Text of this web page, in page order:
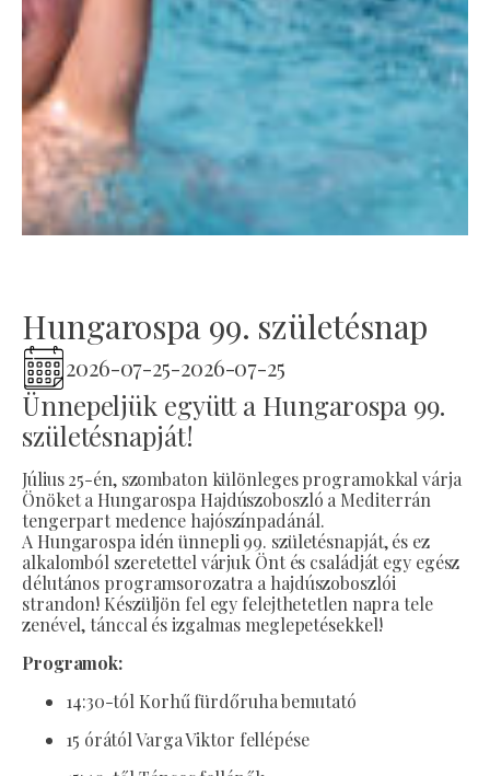
Hungarospa 99. születésnap
2026-07-25-2026-07-25
Ünnepeljük együtt a Hungarospa 99.
születésnapját!
Július 25-én, szombaton különleges programokkal várja
Önöket a Hungarospa Hajdúszoboszló a Mediterrán
tengerpart medence hajószínpadánál.
A Hungarospa idén ünnepli 99. születésnapját, és ez
alkalomból szeretettel várjuk Önt és családját egy egész
délutános programsorozatra a hajdúszoboszlói
strandon! Készüljön fel egy felejthetetlen napra tele
zenével, tánccal és izgalmas meglepetésekkel!
Programok:
14:30-tól Korhű fürdőruha bemutató
15 órától Varga Viktor fellépése